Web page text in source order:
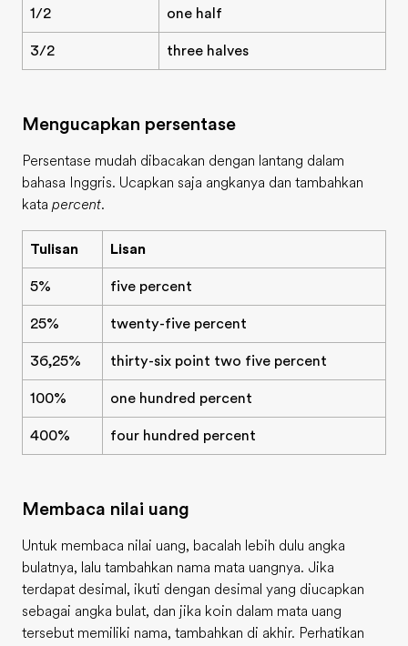
1/2 one half
3/2 three halves
Mengucapkan persentase
Persentase mudah dibacakan dengan lantang dalam
bahasa Inggris. Ucapkan saja angkanya dan tambahkan
kata percent.
Tulisan Lisan
5% five percent
25% twenty-five percent
36,25% thirty-six point two five percent
100% one hundred percent
400% four hundred percent
Membaca nilai uang
Untuk membaca nilai uang, bacalah lebih dulu angka
bulatnya, lalu tambahkan nama mata uangnya. Jika
terdapat desimal, ikuti dengan desimal yang diucapkan
sebagai angka bulat, dan jika koin dalam mata uang
tersebut memiliki nama, tambahkan di akhir. Perhatikan